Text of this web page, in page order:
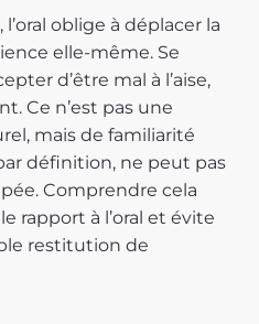
oblige à déplacer la
elle-même. Se
d’être mal à l’aise,
Ce n’est pas une
mais de familiarité
définition, ne peut pas
Comprendre cela
rapport à l’oral et évite
restitution de